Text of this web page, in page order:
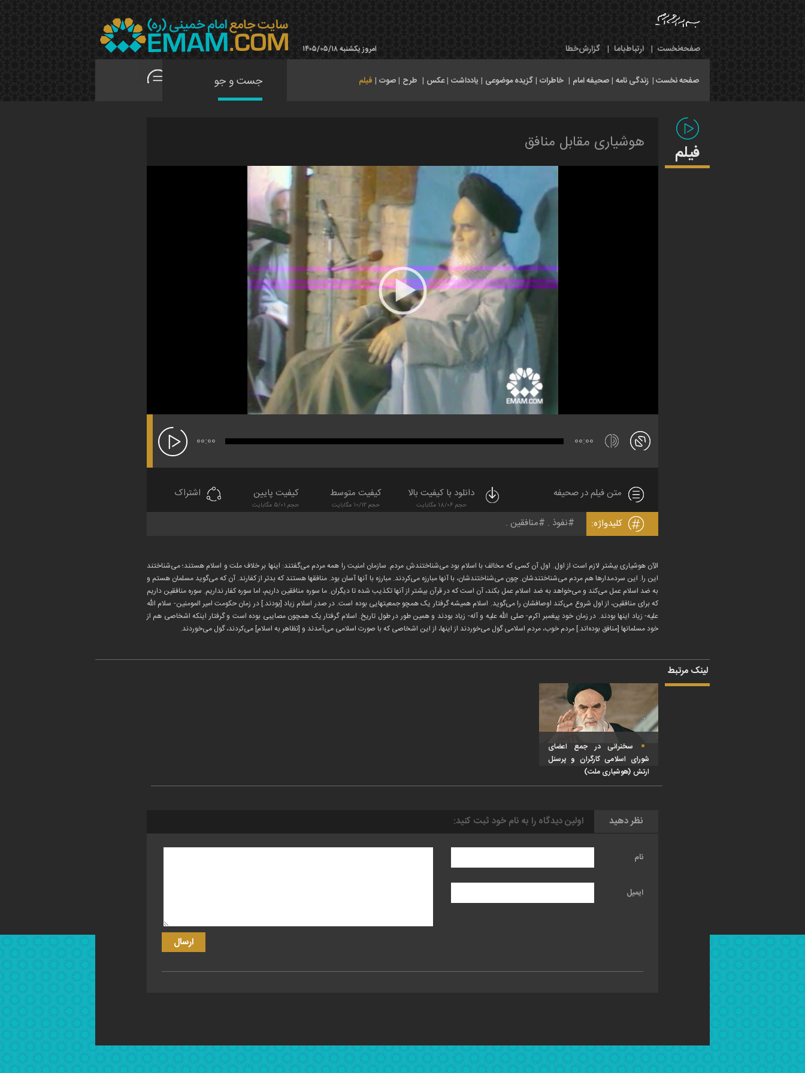
صفحه‌نخست | ارتباط‌با‌ما | گزارش‌خطا امروز یکشنبه ۱۴۰۵/۰۵/۱۸
صفحه نخست | زندگی نامه |صحیفه امام | خاطرات |گزیده موضوعی | یادداشت |عکس | طرح |صوت | فیلم
فیلم هوشیاری مقابل منافق
00:00 00:00
متن فیلم در صحیفه دانلود با کیفیت بالا
حجم 18/06 مگابایت
کیفیت متوسط
حجم 10/12 مگابایت
کیفیت پایین
حجم 5/01 مگابایت
اشتراک
کلیدواژه: نفوذ منافقین
الآن هوشیاری بیشتر لازم است از اول. اول آن کسی که مخالف با اسلام بود می‌شناختندش مردم. سازمان امنیت را همه مردم می‌گفتند: اینها بر خلاف ملت و اسلام هستند؛ می‌شناختند
این را. این سردمدارها هم مردم می‌شناختندشان. چون می‌شناختندشان، با آنها مبارزه می‌کردند. مبارزه با آنها آسان بود. منافقها هستند که بدتر از کفارند. آن که می‌گوید مسلمان هستم و
به ضد اسلام عمل می‌کند و می‌خواهد به ضد اسلام عمل بکند، آن است که در قرآن بیشتر از آنها تکذیب شده تا دیگران. ما سوره منافقین داریم، اما سوره کفار نداریم. سوره منافقین داریم
که برای منافقین، از اول شروع می‌کند اوصافشان را می‌گوید. اسلام همیشه گرفتار یک همچو جمعیتهایی بوده است. در صدر اسلام زیاد [بودند.] در زمان حکومت امیر المومنین- سلام الله
علیه- زیاد اینها بودند. در زمان خود پیغمبر اکرم- صلی الله علیه و آله- زیاد بودند و همین طور در طول تاریخ. اسلام گرفتار یک همچون مصایبی بوده است و گرفتار اینکه اشخاصی هم از
خود مسلمانها [منافق بوده‌اند.] مردم خوب، مردم اسلامی گول می‌خوردند از اینها، از این اشخاصی که با صورت اسلامی می‌آمدند و [تظاهر به اسلام‌] می‌کردند، گول می‌خوردند.
لینک مرتبط
سخنرانی در جمع اعضای
شورای اسلامی کارگران و پرسنل
ارتش (هوشیاری ملت)
نظر دهید اولین دیدگاه را به نام خود ثبت کنید:
نام
ایمیل